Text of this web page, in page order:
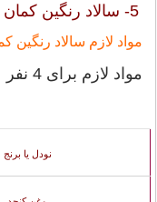
5- سالاد رنگین کمان رژیمی
مواد لازم سالاد رنگین
مواد لازم برای 4 نفر
نودل یا برنج